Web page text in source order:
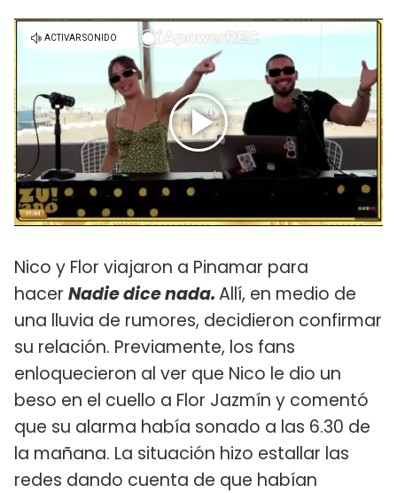
Nico y Flor viajaron a Pinamar para
hacer Nadie dice nada.Allí, en medio de
una lluvia de rumores, decidieron confirmar
su relación. Previamente, los fans
enloquecieron al ver que Nico le dio un
beso en el cuello a Flor Jazmín y comentó
que su alarma había sonado a las 6.30 de
la mañana. La situación hizo estallar las
redes dando cuenta de que habían